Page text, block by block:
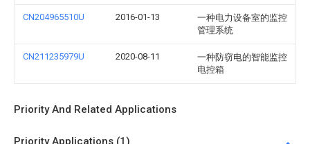
CN204965510U 2016-01-13
一种电力设备室的监控
管理系统
CN211235979U 2020-08-11
一种防窃电的智能监控
电控箱
Priority And Related Applications
Priority Applications (1)